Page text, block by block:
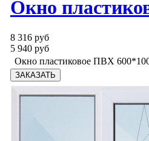
Окно
8 316 руб
5 940 руб
Окно пластиковое ПВХ